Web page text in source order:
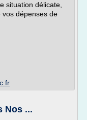
situation délicate,
dépenses de
Nos ...